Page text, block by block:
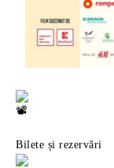
Bilete și rezervări